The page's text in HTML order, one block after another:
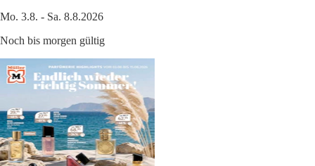
Mo. 3.8. - Sa. 8.8.2026
Noch bis morgen gültig